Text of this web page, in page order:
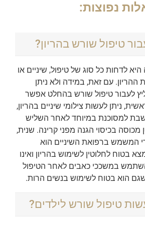
נפוצות:
טיפול שורש בהריון?
לדחות כל סוג של טיפול, שיניים או
עם זאת, במידה ולא ניתן
לעבור טיפול שורש בהחלט אפשר
ניתן לעשות צילומי שיניים בהריון,
למסוכנת במיוחד לאחר השליש
בכיסוי הגנה מפני קרינה. שנית,
המשמש ברפואת השיניים הוא
בטוח לחלוטין לשימוש בהריון ואינו
במשככי כאבים לאחר הטיפול
הוא בטוח לשימוש בנשים הרות.
טיפול שורש לילדים?